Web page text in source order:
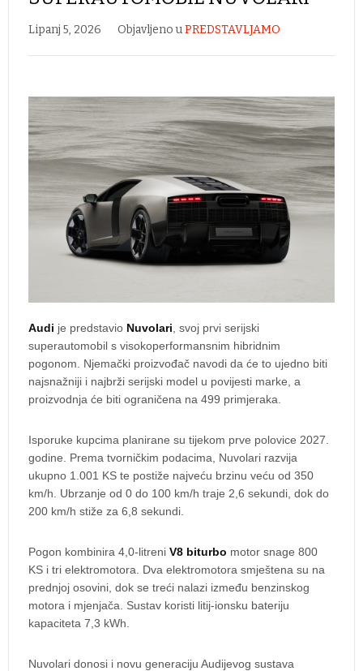
Lipanj 5, 2026 Objavljeno uPREDSTAVLJAMO
Audi je predstavio Nuvolari , svoj prvi serijski
superautomobil s visokoperformansnim hibridnim
pogonom. Njemački proizvođač navodi da će to ujedno biti
najsnažniji i najbrži serijski model u povijesti marke, a
proizvodnja će biti ograničena na 499 primjeraka.
Isporuke kupcima planirane su tijekom prve polovice 2027.
godine. Prema tvorničkim podacima, Nuvolari razvija
ukupno 1.001 KS te postiže najveću brzinu veću od 350
km/h. Ubrzanje od 0 do 100 km/h traje 2,6 sekundi, dok do
200 km/h stiže za 6,8 sekundi.
Pogon kombinira 4,0-litreni V8 biturbo motor snage 800
KS i tri elektromotora. Dva elektromotora smještena su na
prednjoj osovini, dok se treći nalazi između benzinskog
motora i mjenjača. Sustav koristi litij-ionsku bateriju
kapaciteta 7,3 kWh.
Nuvolari donosi i novu generaciju Audijevog sustava